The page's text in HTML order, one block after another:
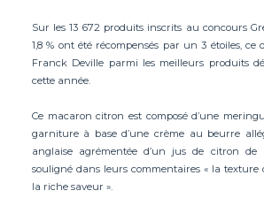
Sur les 13 672 produits inscrits au concours
1,8 % ont été récompensés par un 3 étoiles,
Franck Deville parmi les meilleurs produits
cette année.
Ce macaron citron est composé d’une
garniture à base d’une crème au beurre
anglaise agrémentée d’un jus de citron de
souligné dans leurs commentaires « la texture
la riche saveur ».